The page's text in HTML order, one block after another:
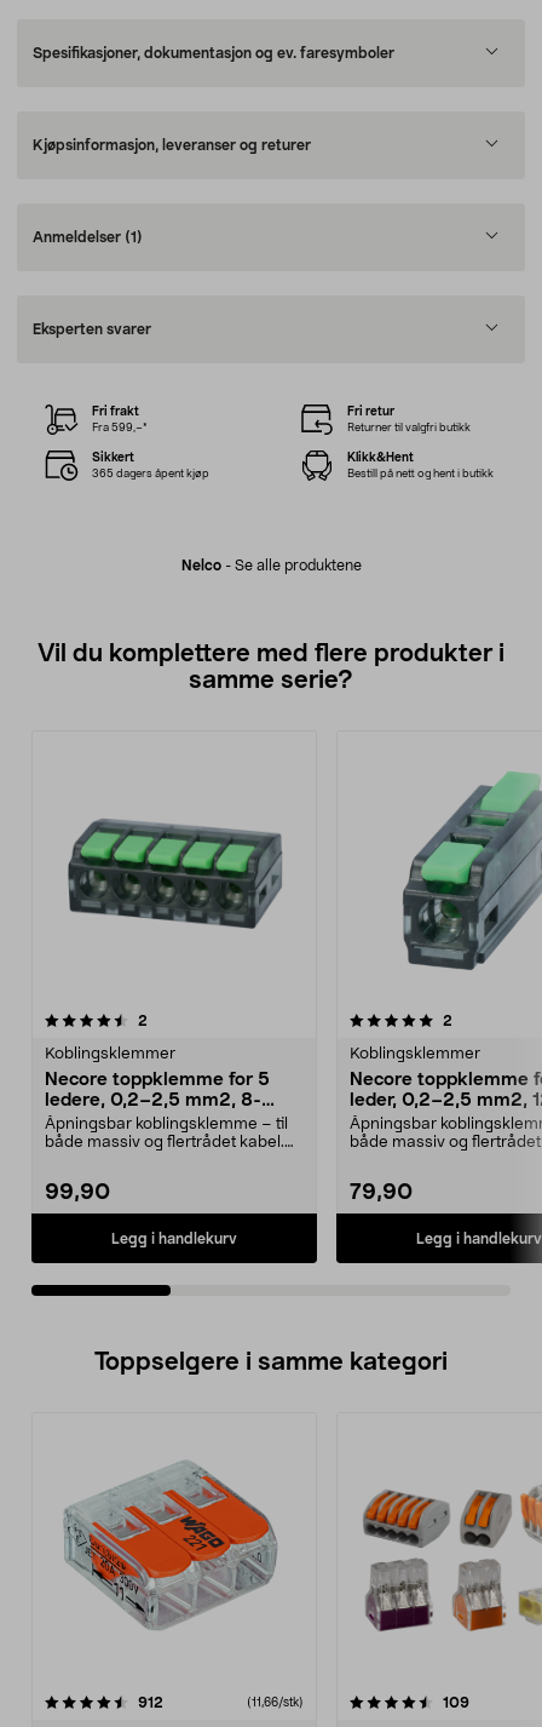
Spesifikasjoner, dokumentasjon og ev. faresymboler
Kjøpsinformasjon, leveranser og returer
Anmeldelser (1)
Eksperten svarer
Nelco- Se alle produktene
Fri frakt
Fra 599,–*
Fri retur
Returner til valgfri butikk
Sikkert
365 dagers åpent kjøp
Klikk&Hent
Bestill på nett og hent i butikk
Vil du komplettere med flere produkter i
samme serie?
2
Koblingsklemmer
Necore toppklemme for 5
ledere, 0,2–2,5 mm2, 8-
pakning
Åpningsbar koblingsklemme – til
både massiv og flertrådet kabel.
99,90
Legg i handlekurv
5.0av 5 stjerner 2
Koblingsklemmer
Necore toppklemme
leder, 0,2–2,5 mm2,
pakning
Åpningsbar
både massiv og
79,90
Legg i handlekurv
5.0av 5 stjerner
Toppselgere i samme kategori
912 (11,66/stk)
4.5 av 5 stjerner 109
4.5 av 5 stjerner